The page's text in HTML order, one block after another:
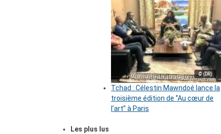
© (DR)
Tchad : Célestin Mawndoé lance la
troisième édition de ‘’Au cœur de
l’art’’ à Paris
Les plus lus